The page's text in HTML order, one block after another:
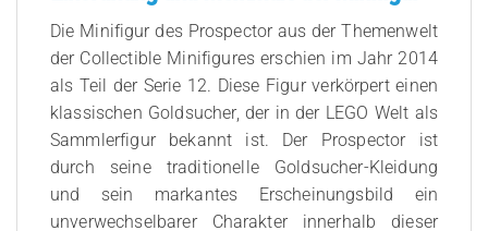
Die Minifigur des Prospector aus der Themenwelt
der Collectible Minifigures erschien im Jahr 2014
als Teil der Serie 12. Diese Figur verkörpert einen
klassischen Goldsucher, der in der LEGO Welt als
Sammlerfigur bekannt ist. Der Prospector ist
durch seine traditionelle Goldsucher-Kleidung
und sein markantes Erscheinungsbild ein
unverwechselbarer Charakter innerhalb dieser